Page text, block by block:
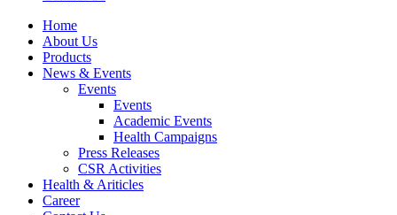
Home
About Us
Products
News & Events
Events
Events
Academic Events
Health Campaigns
Press Releases
CSR Activities
Health & Ariticles
Career